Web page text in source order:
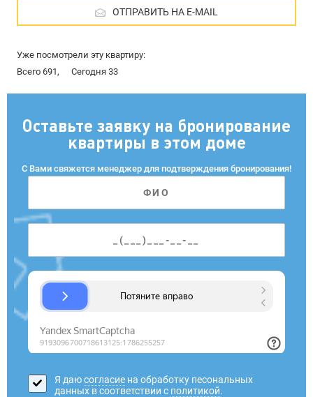
ОТПРАВИТЬ НА E-MAIL
Уже посмотрели эту квартиру:
Всего 691,
Сегодня 33
Оставьте заявку на бронирование
квартиры в этом доме
С Вами свяжется менеджер для подтверждения бронирования!
Я даюсогласие на обработку песональных
данных в соответствии с политикой.